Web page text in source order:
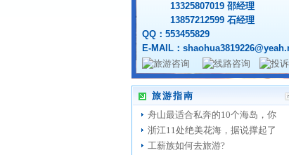
13325807019 邵经理
13857212599 石经理
QQ：553455829
E-MAIL：
嵊泗基湖沙滩 不肯去观音院
旅游指南
舟山最适合私奔的10个海岛，你
浙江11处绝美花海，据说撑起了
工薪族如何去旅游?